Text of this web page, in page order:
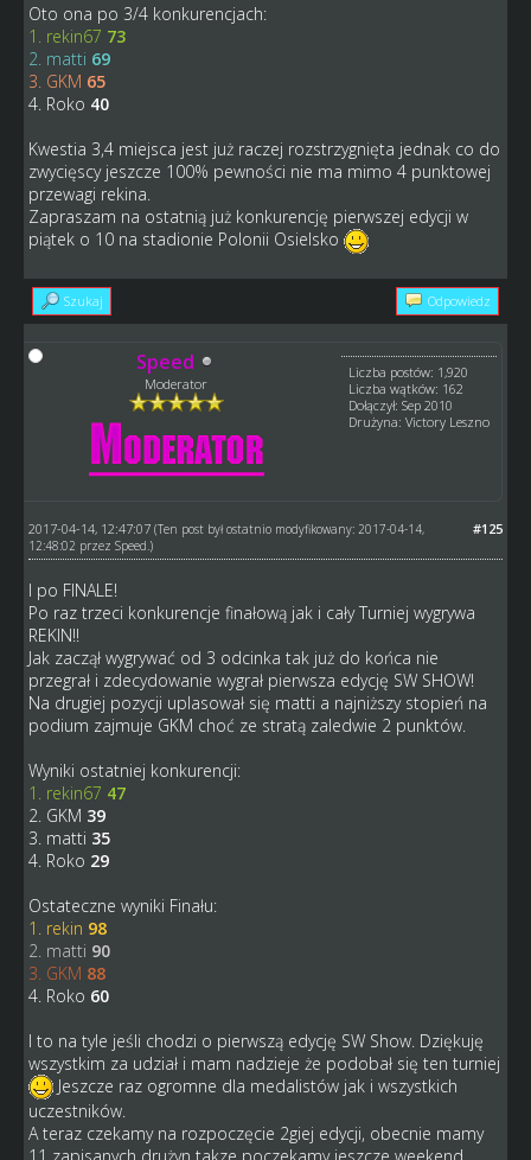
Oto ona po 3/4 konkurencjach:
1. rekin67 73
2. matti 69
3. GKM 65
4. Roko 40
Kwestia 3,4 miejsca jest już raczej rozstrzygnięta jednak co do
zwycięscy jeszcze 100% pewności nie ma mimo 4 punktowej
przewagi rekina.
Zapraszam na ostatnią już konkurencję pierwszej edycji w
piątek o 10 na stadionie Polonii Osielsko
Szukaj Odpowiedz
Speed
Moderator
Liczba postów: 1,920
Liczba wątków: 162
Dołączył: Sep 2010
Drużyna: Victory Leszno
#125
2017-04-14, 12:47:07 (Ten post był ostatnio modyfikowany: 2017-04-14,
12:48:02 przez Speed .)
I po FINALE!
Po raz trzeci konkurencje finałową jak i cały Turniej wygrywa
REKIN!!
Jak zaczął wygrywać od 3 odcinka tak już do końca nie
przegrał i zdecydowanie wygrał pierwsza edycję SW SHOW!
Na drugiej pozycji uplasował się matti a najniższy stopień na
podium zajmuje GKM choć ze stratą zaledwie 2 punktów.
Wyniki ostatniej konkurencji:
1. rekin67 47
2. GKM 39
3. matti 35
4. Roko 29
Ostateczne wyniki Finału:
1. rekin 98
2. matti 90
3. GKM 88
4. Roko 60
I to na tyle jeśli chodzi o pierwszą edycję SW Show. Dziękuję
wszystkim za udział i mam nadzieje że podobał się ten turniej
Jeszcze raz ogromne dla medalistów jak i wszystkich
uczestników.
A teraz czekamy na rozpoczęcie 2giej edycji, obecnie mamy